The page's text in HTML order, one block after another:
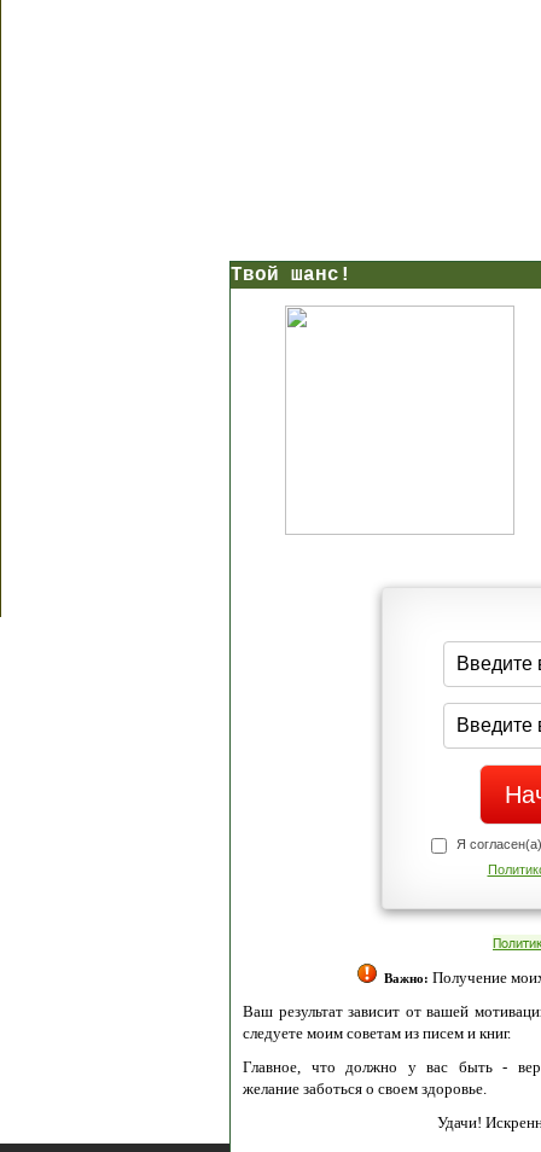
Твой шанс!
Я
Важно: Получение
Ваш результат зависит от вашей
следуете моим советам из писем и книг.
Главное, что должно у вас быть -
желание заботься о своем здоровье.
Удачи!